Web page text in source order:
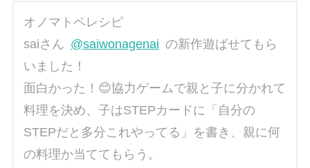
オノマトペレシピ
saiさん @saiwonagenai の新作遊ばせてもら
いました！
面白かった！😊協力ゲームで親と子に分かれて
料理を決め、子はSTEPカードに「自分の
STEPだと多分これやってる」を書き、親に何
の料理か当ててもらう。